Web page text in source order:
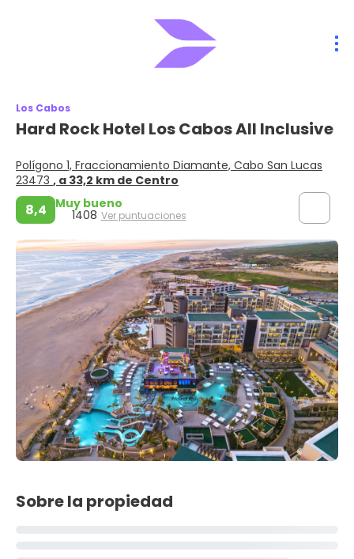
Los Cabos
Hard Rock Hotel Los Cabos All Inclusive
Polígono 1, Fraccionamiento Diamante, Cabo San Lucas
23473 , a 33,2 km de Centro
8,4 Muy bueno
1408 Ver puntuaciones
Sobre la propiedad